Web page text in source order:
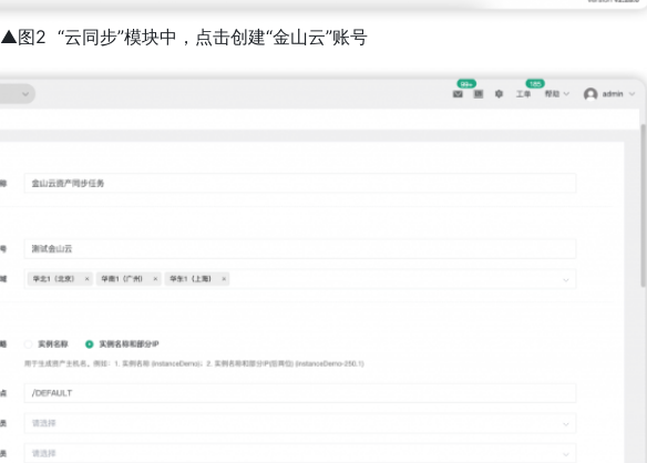
▲图2 “云同步”模块中，点击创建“金山云”账号